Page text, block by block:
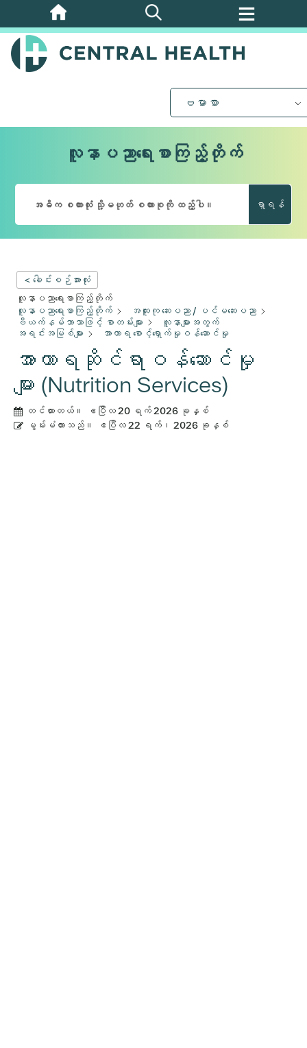
အဓိက
အကြောင်းအရာ
သို့
ဗမာစာ
လူနာပညာရေးစာကြည့်တိုက်
ရှာရန်
< ခေါင်းစဉ်အားလုံး
လူနာပညာရေးစာကြည့်တိုက်
လူနာပညာရေးစာကြည့်တိုက်
အထူးကု ဆေးပညာ / ပင်မဆေးပညာ
ဗီယက်နမ်ဘာသာဖြင့် စာတမ်းများ
လူနာများအတွက်
အရင်းအမြစ်များ
အာဟာရ စောင့်ရှောက်မှုဝန်ဆောင်မှု
အာဟာရဆိုင်ရာဝန်ဆောင်မှု
များ (Nutrition Services)
တင်ထားတယ်။
ဧပြီလ 20 ရက် 2026 ခုနှစ်
မွမ်းမံထားသည်။
ဧပြီလ 22 ရက်၊ 2026 ခုနှစ်